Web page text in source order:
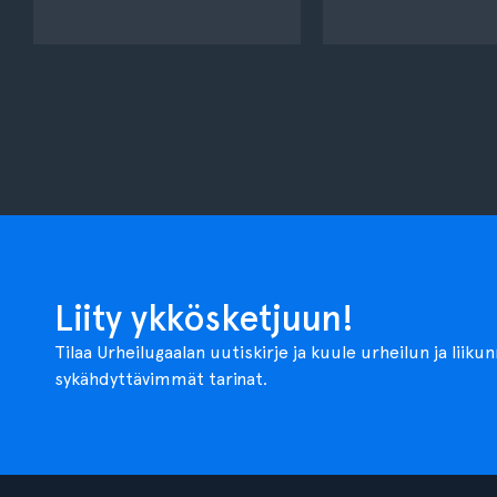
Liity ykkösketjuun!
Tilaa Urheilugaalan uutiskirje ja kuule urheilun ja
sykähdyttävimmät tarinat.